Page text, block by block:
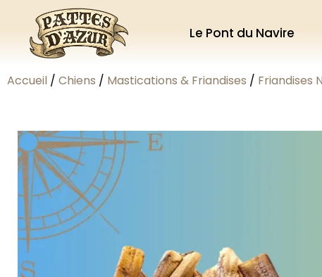
Le Pont du Navire
Accueil / Chiens / Mastications & Friandises / Friandises